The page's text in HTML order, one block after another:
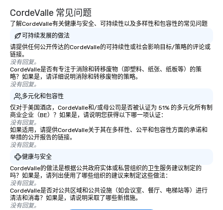
CordeValle 常见问题
了解CordeValle有关健康与安全、可持续性以及多样性和包容性的常见问题
可持续发展的做法
请提供任何公开传达的CordeValle的可持续性或社会影响目标/策略的评论或
链接。
没有回复。
CordeValle是否有专注于消除和转移废物（即塑料、纸张、纸板等）的策
略？如果是，请详细说明消除和转移废物的策略。
没有回复。
多元化和包容性
仅对于美国酒店，CordeValle和/或母公司是否被认证为 51% 的多元化所有制
商业企业（BE）？如果是，请说明您获得以下哪一项认证：
没有回复。
如果适用，请提供CordeValle关于其在多样性、公平和包容性方面的承诺和
举措的公开报告的链接。
没有回复。
健康与安全
CordeValle的做法是根据公共政府实体或私营组织的卫生服务建议制定的
吗？如果是，请列出使用了哪些组织的建议来制定这些做法：
没有回复。
CordeValle是否对公共区域和公共设施（如会议室、餐厅、电梯站等）进行
清洁和消毒？如果是，请说明采取了哪些新措施。
没有回复。